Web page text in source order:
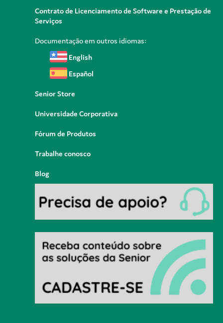
Contrato de Licenciamento de Software e Prestação de
Serviços
Documentação em outros idiomas:
English
Español
Senior Store
Universidade Corporativa
Fórum de Produtos
Trabalhe conosco
Blog